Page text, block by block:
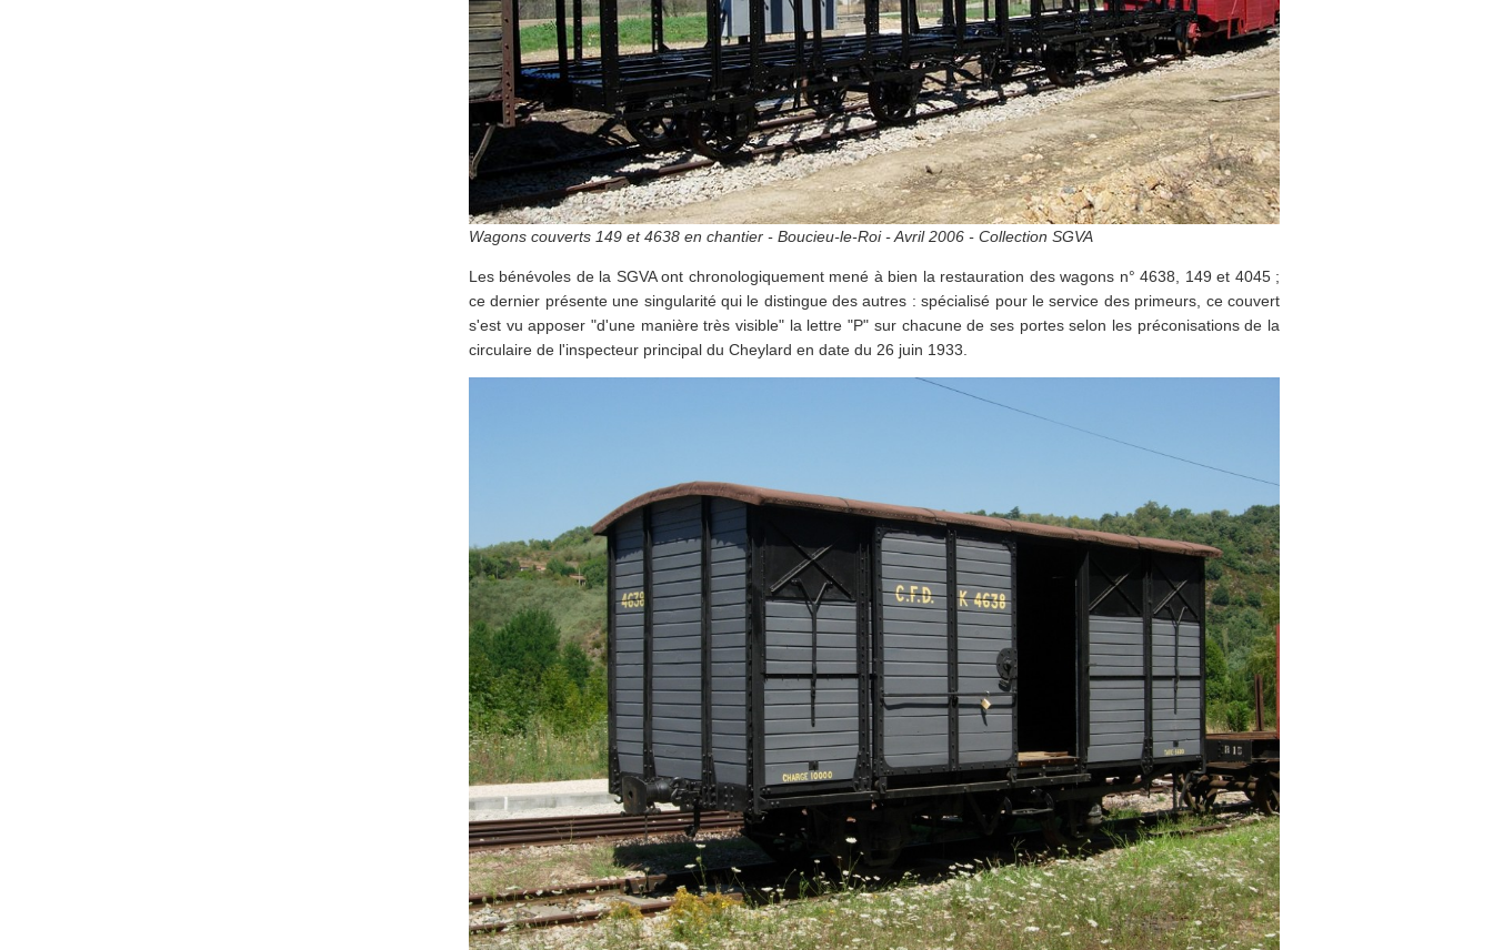
Wagons couverts 149 et 4638 en chantier - Boucieu-le-Roi - Avril 2006 - Collection SGVA
Les bénévoles de la SGVA ont chronologiquement mené à bien la restauration des wagons n° 4638, 149 et 4045 ;
ce dernier présente une singularité qui le distingue des autres : spécialisé pour le service des primeurs, ce couvert
s'est vu apposer "d'une manière très visible" la lettre "P" sur chacune de ses portes selon les préconisations de la
circulaire de l'inspecteur principal du Cheylard en date du 26 juin 1933.